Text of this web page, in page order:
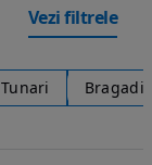
Vezi filtrele
Tunari